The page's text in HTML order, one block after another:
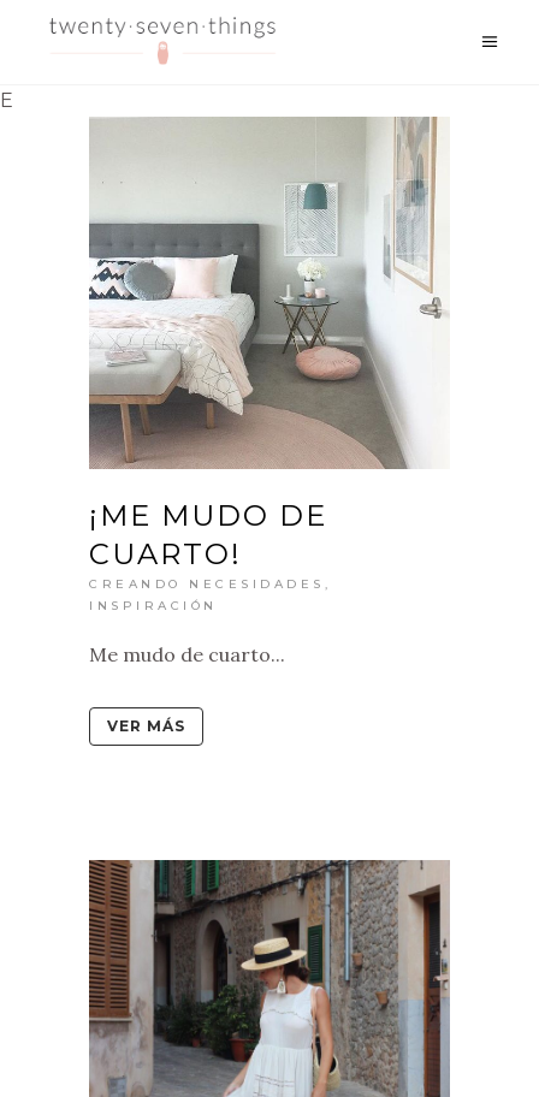
E
¡ME MUDO DE
CUARTO!
CREANDO NECESIDADES ,
INSPIRACIÓN
Me mudo de cuarto...
VER MÁS